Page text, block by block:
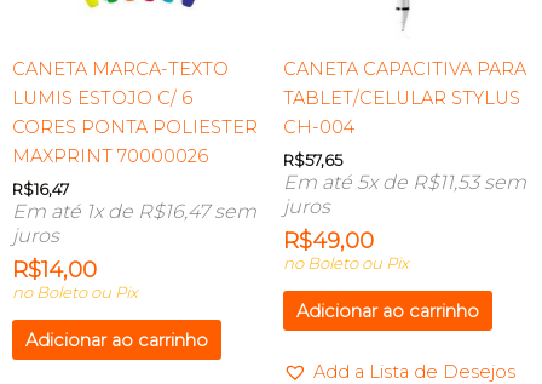
CANETA MARCA-TEXTO
LUMIS ESTOJO C/ 6
CORES PONTA POLIESTER
MAXPRINT 70000026
R$16,47
Em até 1x de R$16,47sem
juros
R$14,00
no Boleto ou Pix
Adicionar ao carrinho
CANETA CAPACITIVA PARA
TABLET/CELULAR STYLUS
CH-004
R$57,65
Em até 5x de R$11,53sem
juros
R$49,00
no Boleto ou Pix
Adicionar ao carrinho
Add a Lista de Desejos